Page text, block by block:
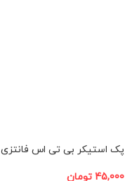
پک استیکر بی تی اس فانتزی
45,000 تومان